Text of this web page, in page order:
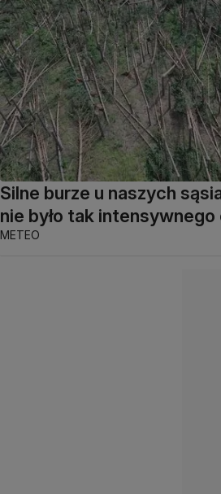
Silne burze u naszych
nie było tak
METEO